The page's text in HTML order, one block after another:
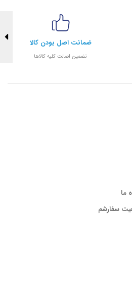
ضمانت اصل بودن کالا
تضمین اصالت کلیه کالاها
ما
سفارشم